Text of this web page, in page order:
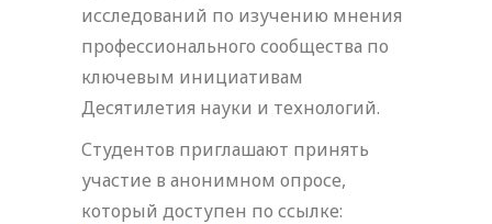
исследований по изучению мнения
профессионального сообщества по
ключевым инициативам
Десятилетия науки и технологий.
Студентов приглашают принять
участие в анонимном опросе,
который доступен по ссылке: